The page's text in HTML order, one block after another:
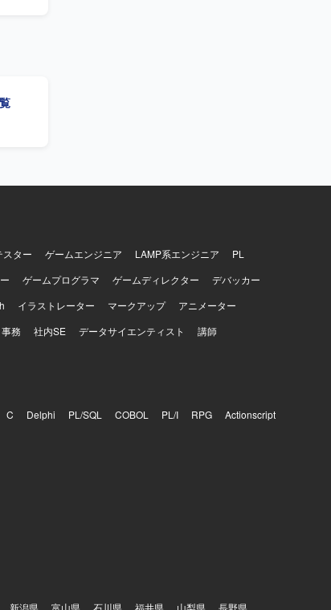
ら
スター ゲームエンジニア LAMP系エンジニア
PL
ゲームプログラマ ゲームディレクター
デバッカー
イラストレーター マークアップ
アニメーター
事務 社内SE データサイエンティスト 講師
C Delphi PL/SQL COBOL PL/I RPG
Actionscript
新潟県 富山県 石川県 福井県 山梨県 長野県